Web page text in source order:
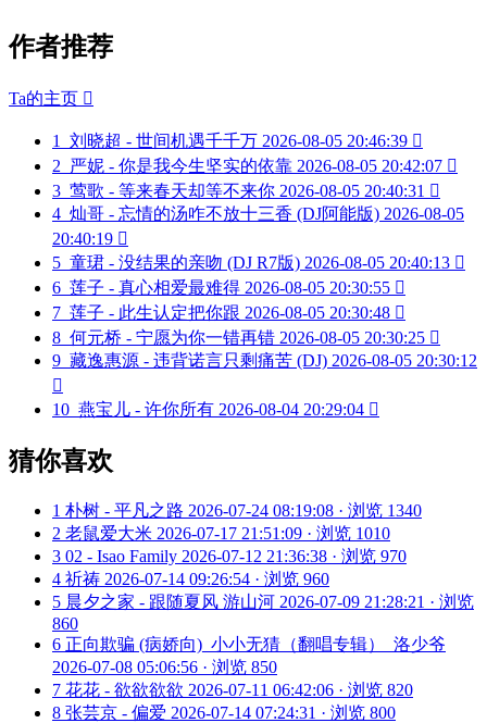
作者推荐
Ta的主页 
1 刘晓超 - 世间机遇千千万 2026-08-05 20:46:39 
2 严妮 - 你是我今生坚实的依靠 2026-08-05 20:42:07 
3 莺歌 - 等来春天却等不来你 2026-08-05 20:40:31 
4 灿哥 - 忘情的汤咋不放十三香 (DJ阿能版) 2026-08-05
20:40:19 
5 童珺 - 没结果的亲吻 (DJ R7版) 2026-08-05 20:40:13 
6 莲子 - 真心相爱最难得 2026-08-05 20:30:55 
7 莲子 - 此生认定把你跟 2026-08-05 20:30:48 
8 何元桥 - 宁愿为你一错再错 2026-08-05 20:30:25 
9 藏逸惠源 - 违背诺言只剩痛苦 (DJ) 2026-08-05 20:30:12

10 燕宝儿 - 许你所有 2026-08-04 20:29:04 
猜你喜欢
1 朴树 - 平凡之路 2026-07-24 08:19:08 · 浏览 1340
2 老鼠爱大米 2026-07-17 21:51:09 · 浏览 1010
3 02 - Isao Family 2026-07-12 21:36:38 · 浏览 970
4 祈祷 2026-07-14 09:26:54 · 浏览 960
5 晨夕之家 - 跟随夏风 游山河 2026-07-09 21:28:21 · 浏览
860
6 正向欺骗 (病娇向)_小小无猜（翻唱专辑）_洛少爷
2026-07-08 05:06:56 · 浏览 850
7 花花 - 欲欲欲欲 2026-07-11 06:42:06 · 浏览 820
8 张芸京 - 偏爱 2026-07-14 07:24:31 · 浏览 800